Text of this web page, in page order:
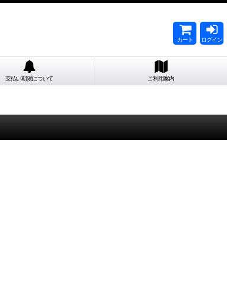
カート ログイン
支払い期限について ご利用案内